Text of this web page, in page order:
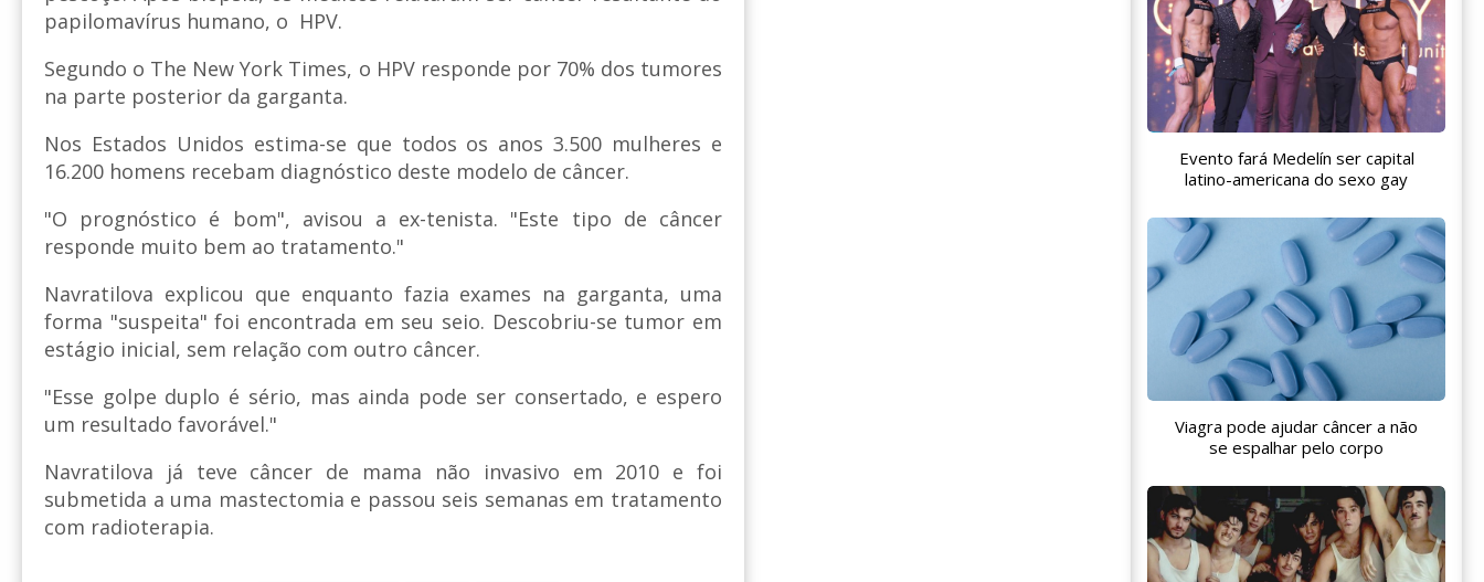
papilomavírus humano, o HPV.
Segundo o The New York Times, o HPV responde por 70% dos tumores
na parte posterior da garganta.
Nos Estados Unidos estima-se que todos os anos 3.500 mulheres e
16.200 homens recebam diagnóstico deste modelo de câncer.
"O prognóstico é bom", avisou a ex-tenista. "Este tipo de câncer
responde muito bem ao tratamento."
Navratilova explicou que enquanto fazia exames na garganta, uma
forma "suspeita" foi encontrada em seu seio. Descobriu-se tumor em
estágio inicial, sem relação com outro câncer.
"Esse golpe duplo é sério, mas ainda pode ser consertado, e espero
um resultado favorável."
Navratilova já teve câncer de mama não invasivo em 2010 e foi
submetida a uma mastectomia e passou seis semanas em tratamento
com radioterapia.
Evento fará Medelín ser capital
latino-americana do sexo gay
Viagra pode ajudar câncer a não
se espalhar pelo corpo